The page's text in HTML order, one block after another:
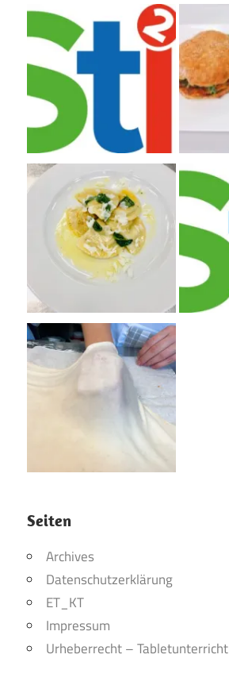
Seiten
Archives
Datenschutzerklärung
ET_KT
Impressum
Urheberrecht – Tabletunterricht